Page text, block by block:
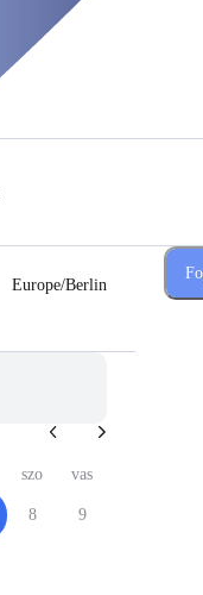
Europe/Berlin
szo vas
8
9